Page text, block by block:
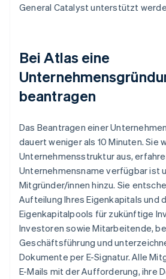
General Catalyst unterstützt
Bei Atlas eine
beantragen
Das Beantragen einer
dauert weniger als 10 Minuten. Sie
Unternehmensstruktur aus,
Unternehmensname verfügbar ist
Mitgründer/innen hinzu. Sie
Aufteilung Ihres Eigenkapitals und
Eigenkapitalpools für zukünftige
Investoren sowie Mitarbeitende,
Geschäftsführung und
Dokumente per E-Signatur. Alle
E-Mails mit der Aufforderung, ihre